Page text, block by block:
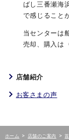
ばし三番瀬海
で感じること
当センターは
売却、購入は
店舗紹介
お客さまの声
ホーム > 店舗のご案内 >